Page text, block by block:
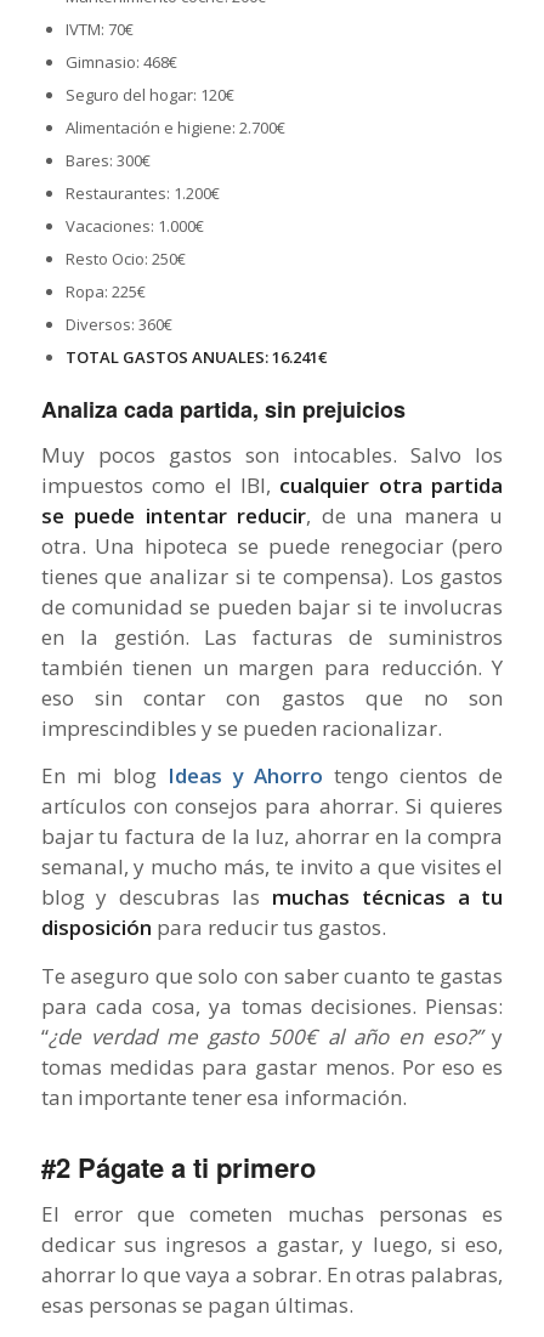
IVTM: 70€
Gimnasio: 468€
Seguro del hogar: 120€
Alimentación e higiene: 2.700€
Bares: 300€
Restaurantes: 1.200€
Vacaciones: 1.000€
Resto Ocio: 250€
Ropa: 225€
Diversos: 360€
TOTAL GASTOS ANUALES: 16.241€
Analiza cada partida, sin prejuicios
Muy pocos gastos son intocables. Salvo los
impuestos como el IBI, cualquier otra partida
se puede intentar reducir, de una manera u
otra. Una hipoteca se puede renegociar (pero
tienes que analizar si te compensa). Los gastos
de comunidad se pueden bajar si te involucras
en la gestión. Las facturas de suministros
también tienen un margen para reducción. Y
eso sin contar con gastos que no son
imprescindibles y se pueden racionalizar.
En mi blog Ideas y Ahorro tengo cientos de
artículos con consejos para ahorrar. Si quieres
bajar tu factura de la luz, ahorrar en la compra
semanal, y mucho más, te invito a que visites el
blog y descubras las muchas técnicas a tu
disposición para reducir tus gastos.
Te aseguro que solo con saber cuanto te gastas
para cada cosa, ya tomas decisiones. Piensas:
“¿de verdad me gasto 500€ al año en eso?”y
tomas medidas para gastar menos. Por eso es
tan importante tener esa información.
#2 Págate a ti primero
El error que cometen muchas personas es
dedicar sus ingresos a gastar, y luego, si eso,
ahorrar lo que vaya a sobrar. En otras palabras,
esas personas se pagan últimas.